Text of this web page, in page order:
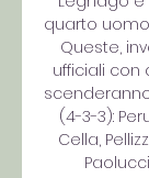
quarto uomo
Queste,
ufficiali con
(4-3-3):
Cella,